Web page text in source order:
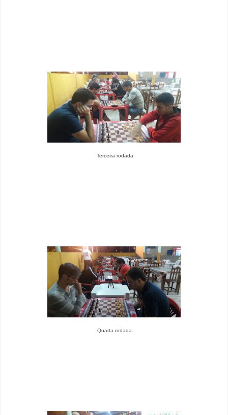
Terceira rodada
Quarta rodada.